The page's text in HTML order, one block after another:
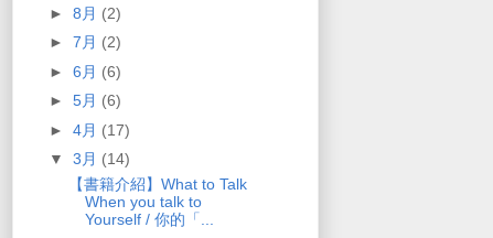
► 8月 (2)
► 7月 (2)
► 6月 (6)
► 5月 (6)
► 4月 (17)
▼ 3月 (14)
【書籍介紹】What to Talk
When you talk to
Yourself / 你的「...